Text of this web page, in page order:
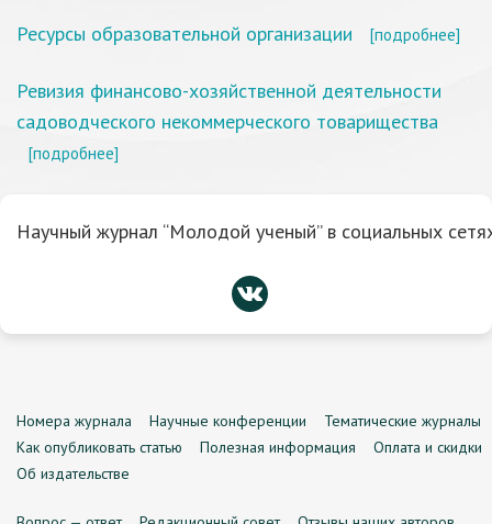
Ресурсы образовательной организации [подробнее]
Ревизия финансово-хозяйственной деятельности
садоводческого некоммерческого товарищества
[подробнее]
Научный журнал “Молодой ученый” в социальных
Номера журнала Научные конференции
Тематические журналы
Как опубликовать статью
Полезная информация
Оплата и скидки
Об издательстве